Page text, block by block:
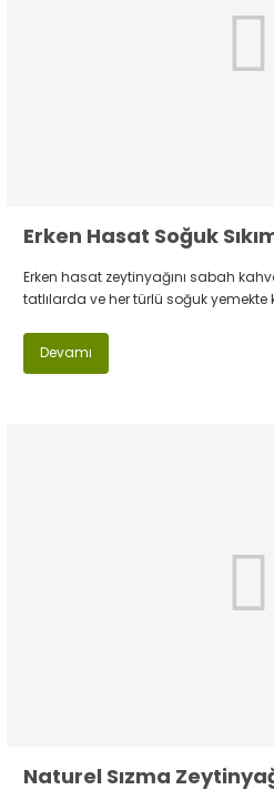
Erken Hasat Soğuk
Erken hasat zeytinyağını sabah
tatlılarda ve her türlü soğuk yemekte
Devamı
Naturel Sızma